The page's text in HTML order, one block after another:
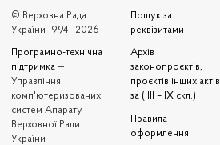
© Верховна Рада
України 1994—2026
Програмно-технічна
підтримка —
Управління
комп'ютеризованих
систем Апарату
Верховної Ради
України
Пошук за
реквізитами
Архів
законопроєктів,
проєктів інших актів
за ( III – IX скл.)
Правила
оформлення